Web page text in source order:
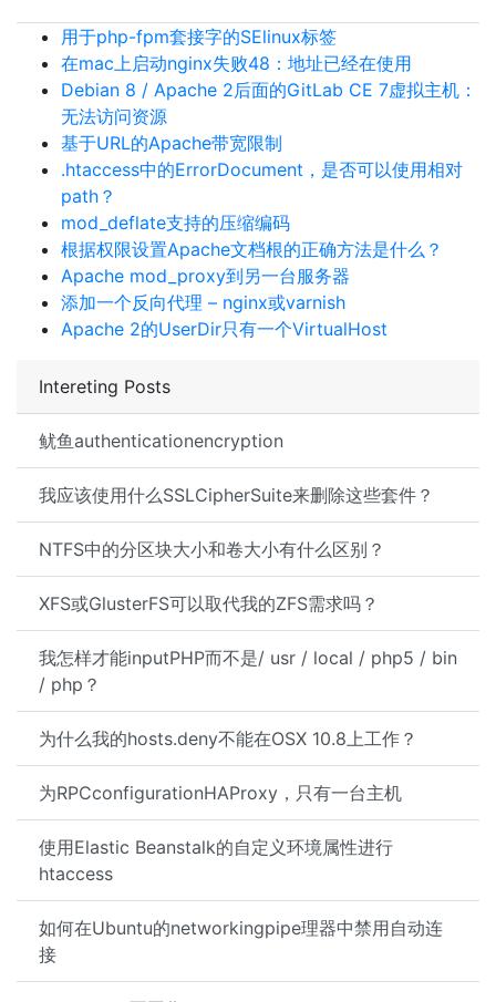
Intereting Posts
鱿鱼authenticationencryption
我应该使用什么SSLCipherSuite来删除这些套件？
NTFS中的分区块大小和卷大小有什么区别？
XFS或GlusterFS可以取代我的ZFS需求吗？
我怎样才能inputPHP而不是/ usr / local / php5 / bin
/ php？
为什么我的hosts.deny不能在OSX 10.8上工作？
为RPCconfigurationHAProxy，只有一台主机
使用Elastic Beanstalk的自定义环境属性进行
htaccess
如何在Ubuntu的networkingpipe理器中禁用自动连
接
用于php-fpm套接字的SElinux标签
在mac上启动nginx失败48：地址已经在使用
Debian 8 / Apache 2后面的GitLab CE 7虚拟主机：
无法访问资源
基于URL的Apache带宽限制
.htaccess中的ErrorDocument，是否可以使用相对
path？
mod_deflate支持的压缩编码
根据权限设置Apache文档根的正确方法是什么？
Apache mod_proxy到另一台服务器
添加一个反向代理 – nginx或varnish
Apache 2的UserDir只有一个VirtualHost